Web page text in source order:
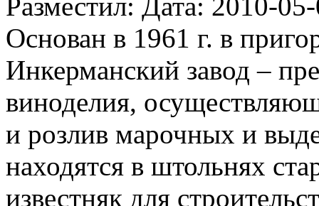
Основан в 1961 г. в
Инкерманский завод –
виноделия,
и розлив марочных и
находятся в штольнях
известняк для